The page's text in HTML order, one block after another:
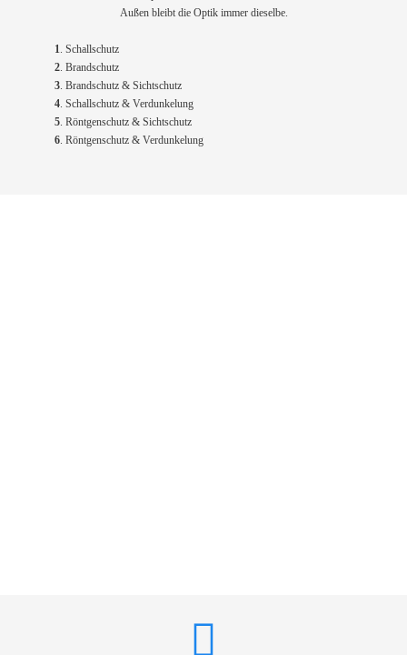
Außen bleibt die Optik immer dieselbe.
1 . Schallschutz
2 . Brandschutz
3 . Brandschutz & Sichtschutz
4 . Schallschutz & Verdunkelung
5 . Röntgenschutz & Sichtschutz
6 . Röntgenschutz & Verdunkelung